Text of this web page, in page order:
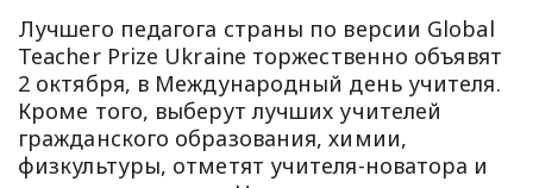
Лучшего педагога страны по версии Global
Teacher Prize Ukraine торжественно объявят
2 октября, в Международный день учителя.
Кроме того, выберут лучших учителей
гражданского образования, химии,
физкультуры, отметят учителя-новатора и